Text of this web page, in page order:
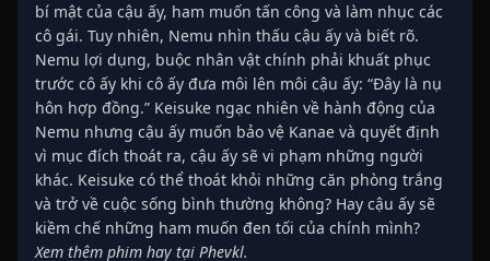
bí mật của cậu ấy, ham muốn tấn công và làm nhục các
cô gái. Tuy nhiên, Nemu nhìn thấu cậu ấy và biết rõ.
Nemu lợi dụng, buộc nhân vật chính phải khuất phục
trước cô ấy khi cô ấy đưa môi lên môi cậu ấy: “Đây là nụ
hôn hợp đồng.” Keisuke ngạc nhiên về hành động của
Nemu nhưng cậu ấy muốn bảo vệ Kanae và quyết định
vì mục đích thoát ra, cậu ấy sẽ vi phạm những người
khác. Keisuke có thể thoát khỏi những căn phòng trắng
và trở về cuộc sống bình thường không? Hay cậu ấy sẽ
kiềm chế những ham muốn đen tối của chính mình?
Xem thêm phim hay tại Phevkl.